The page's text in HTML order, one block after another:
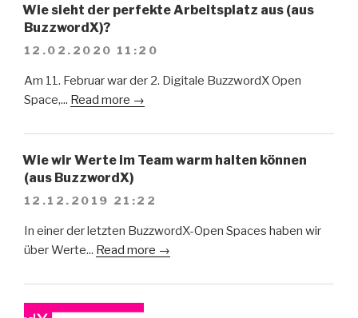
Wie sieht der perfekte Arbeitsplatz aus (aus
BuzzwordX)?
12.02.2020 11:20
Am 11. Februar war der 2. Digitale BuzzwordX Open
Space,... Read more →
Wie wir Werte im Team warm halten können
(aus BuzzwordX)
12.12.2019 21:22
In einer der letzten BuzzwordX-Open Spaces haben wir
über Werte... Read more →